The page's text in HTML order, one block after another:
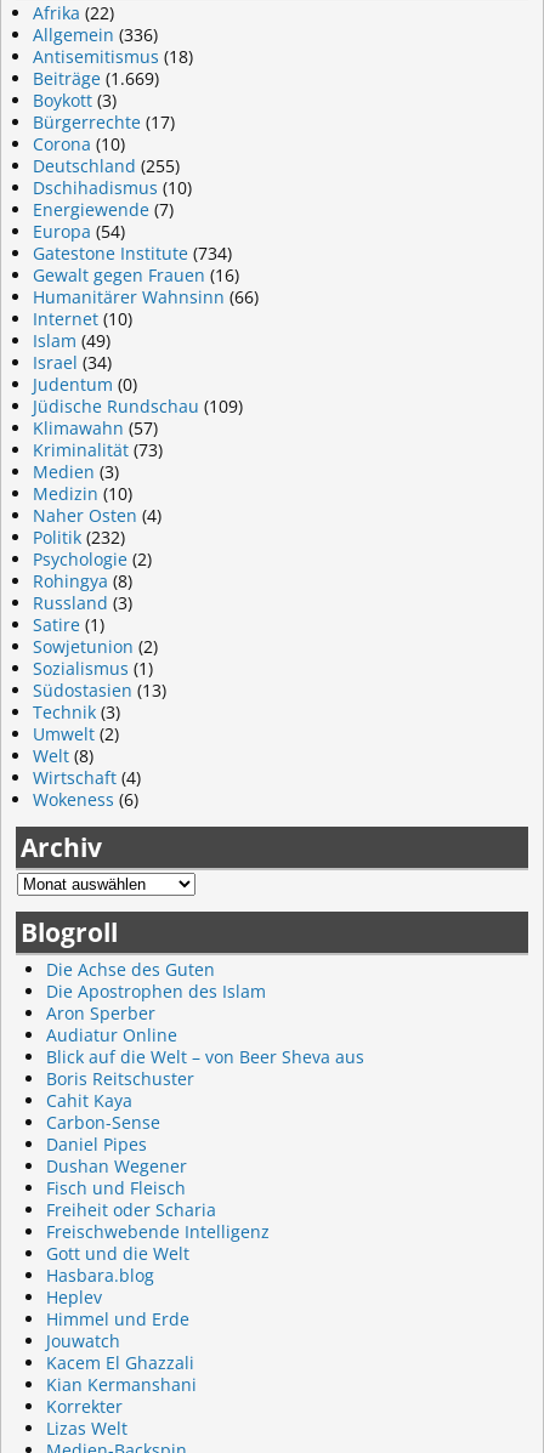
Afrika (22)
Allgemein (336)
Antisemitismus (18)
Beiträge (1.669)
Boykott (3)
Bürgerrechte (17)
Corona (10)
Deutschland (255)
Dschihadismus (10)
Energiewende (7)
Europa (54)
Gatestone Institute (734)
Gewalt gegen Frauen (16)
Humanitärer Wahnsinn (66)
Internet (10)
Islam (49)
Israel (34)
Judentum (0)
Jüdische Rundschau (109)
Klimawahn (57)
Kriminalität (73)
Medien (3)
Medizin (10)
Naher Osten (4)
Politik (232)
Psychologie (2)
Rohingya (8)
Russland (3)
Satire (1)
Sowjetunion (2)
Sozialismus (1)
Südostasien (13)
Technik (3)
Umwelt (2)
Welt (8)
Wirtschaft (4)
Wokeness (6)
Archiv
Blogroll
Die Achse des Guten
Die Apostrophen des Islam
Aron Sperber
Audiatur Online
Blick auf die Welt – von Beer Sheva aus
Boris Reitschuster
Cahit Kaya
Carbon-Sense
Daniel Pipes
Dushan Wegener
Fisch und Fleisch
Freiheit oder Scharia
Freischwebende Intelligenz
Gott und die Welt
Hasbara.blog
Heplev
Himmel und Erde
Jouwatch
Kacem El Ghazzali
Kian Kermanshani
Korrekter
Lizas Welt